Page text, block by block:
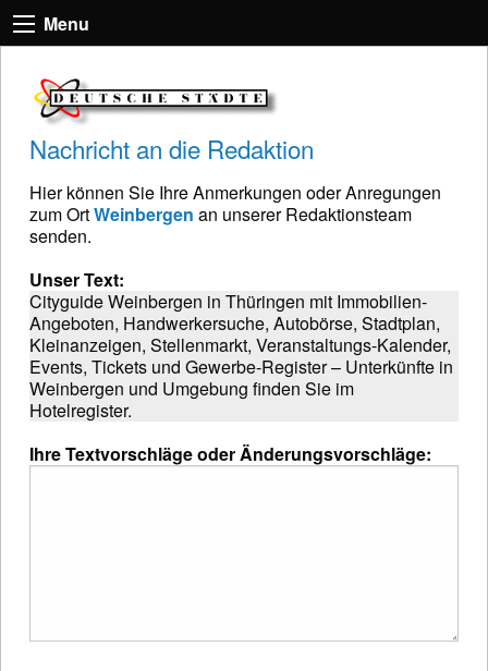
Menu
Nachricht an die Redaktion
Hier können Sie Ihre Anmerkungen oder Anregungen
zum OrtWeinbergen an unserer Redaktionsteam
senden.
Unser Text:
Cityguide Weinbergen in Thüringen mit Immobilien-
Angeboten, Handwerkersuche, Autobörse, Stadtplan,
Kleinanzeigen, Stellenmarkt, Veranstaltungs-Kalender,
Events, Tickets und Gewerbe-Register – Unterkünfte in
Weinbergen und Umgebung finden Sie im
Hotelregister.
Ihre Textvorschläge oder Änderungsvorschläge: